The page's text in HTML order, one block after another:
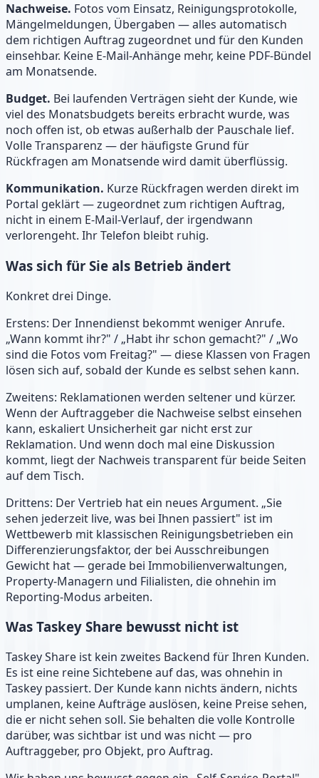
Nachweise. Fotos vom Einsatz, Reinigungsprotokolle,
Mängelmeldungen, Übergaben — alles automatisch
dem richtigen Auftrag zugeordnet und für den Kunden
einsehbar. Keine E-Mail-Anhänge mehr, keine PDF-Bündel
am Monatsende.
Budget. Bei laufenden Verträgen sieht der Kunde, wie
viel des Monatsbudgets bereits erbracht wurde, was
noch offen ist, ob etwas außerhalb der Pauschale lief.
Volle Transparenz — der häufigste Grund für
Rückfragen am Monatsende wird damit überflüssig.
Kommunikation. Kurze Rückfragen werden direkt im
Portal geklärt — zugeordnet zum richtigen Auftrag,
nicht in einem E-Mail-Verlauf, der irgendwann
verlorengeht. Ihr Telefon bleibt ruhig.
Was sich für Sie als Betrieb ändert
Konkret drei Dinge.
Erstens: Der Innendienst bekommt weniger Anrufe.
„Wann kommt ihr?" / „Habt ihr schon gemacht?" / „Wo
sind die Fotos vom Freitag?" — diese Klassen von Fragen
lösen sich auf, sobald der Kunde es selbst sehen kann.
Zweitens: Reklamationen werden seltener und kürzer.
Wenn der Auftraggeber die Nachweise selbst einsehen
kann, eskaliert Unsicherheit gar nicht erst zur
Reklamation. Und wenn doch mal eine Diskussion
kommt, liegt der Nachweis transparent für beide Seiten
auf dem Tisch.
Drittens: Der Vertrieb hat ein neues Argument. „Sie
sehen jederzeit live, was bei Ihnen passiert" ist im
Wettbewerb mit klassischen Reinigungsbetrieben ein
Differenzierungsfaktor, der bei Ausschreibungen
Gewicht hat — gerade bei Immobilienverwaltungen,
Property-Managern und Filialisten, die ohnehin im
Reporting-Modus arbeiten.
Was Taskey Share bewusst nicht ist
Taskey Share ist kein zweites Backend für Ihren Kunden.
Es ist eine reine Sichtebene auf das, was ohnehin in
Taskey passiert. Der Kunde kann nichts ändern, nichts
umplanen, keine Aufträge auslösen, keine Preise sehen,
die er nicht sehen soll. Sie behalten die volle Kontrolle
darüber, was sichtbar ist und was nicht — pro
Auftraggeber, pro Objekt, pro Auftrag.